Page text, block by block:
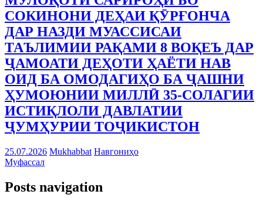
СОКИНОНИ ДЕҲАИ ҚӮРҒОНЧА
ДАР НАЗДИ МУАССИСАИ
ТАЪЛИМИИ РАҚАМИ 8 ВОҚЕЪ ДАР
ҶАМОАТИ ДЕҲОТИ ҲАЁТИ НАВ
ОИД БА ОМОДАГИҲО БА ҶАШНИ
ҲУМОЮНИИ МИЛЛӢ 35-СОЛАГИИ
ИСТИҚЛОЛИ ДАВЛАТИИ
ҶУМҲУРИИ ТОҶИКИСТОН
25.07.2026 Mukhabbat Навгониҳо
Муфассал
Posts navigation